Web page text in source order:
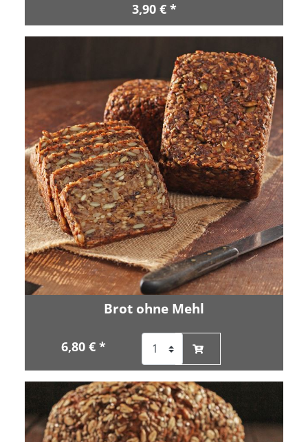
3,90 € *
Brot ohne Mehl
6,80 € *